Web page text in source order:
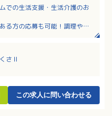
での生活支援・生活介護のお
る方の応募も可能！調理や生
さⅡ
この求人に問い合わせる